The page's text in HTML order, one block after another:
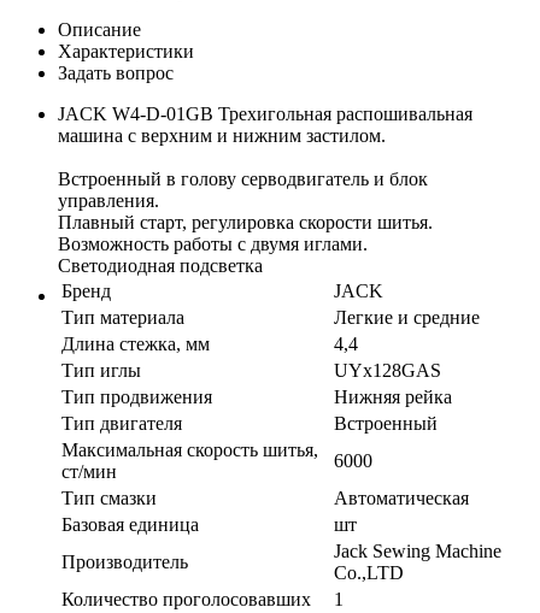
Описание
Характеристики
Задать вопрос
JACK W4-D-01GB Трехигольная распошивальная
машина с верхним и нижним застилом.
Встроенный в голову серводвигатель и блок
управления.
Плавный старт, регулировка скорости шитья.
Возможность работы с двумя иглами.
Светодиодная подсветка
Бренд
JACK
Тип материала
Легкие и средние
Длина стежка, мм
4,4
Тип иглы
UYx128GAS
Тип продвижения
Нижняя рейка
Тип двигателя
Встроенный
Максимальная скорость шитья,
ст/мин
6000
Тип смазки
Автоматическая
Базовая единица
шт
Производитель
Jack Sewing Machine
Co.,LTD
Количество проголосовавших
1